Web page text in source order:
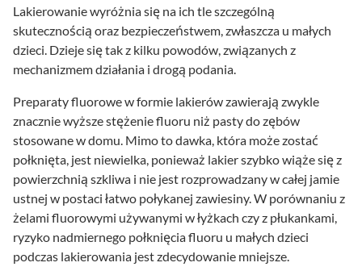
Lakierowanie wyróżnia się na ich tle szczególną
skutecznością oraz bezpieczeństwem, zwłaszcza u małych
dzieci. Dzieje się tak z kilku powodów, związanych z
mechanizmem działania i drogą podania.
Preparaty fluorowe w formie lakierów zawierają zwykle
znacznie wyższe stężenie fluoru niż pasty do zębów
stosowane w domu. Mimo to dawka, która może zostać
połknięta, jest niewielka, ponieważ lakier szybko wiąże się z
powierzchnią szkliwa i nie jest rozprowadzany w całej jamie
ustnej w postaci łatwo połykanej zawiesiny. W porównaniu z
żelami fluorowymi używanymi w łyżkach czy z płukankami,
ryzyko nadmiernego połknięcia fluoru u małych dzieci
podczas lakierowania jest zdecydowanie mniejsze.